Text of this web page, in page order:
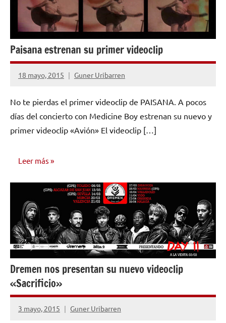
Paisana estrenan su primer videoclip
18 mayo, 2015 Guner Uribarren
No
comentarios
No te pierdas el primer videoclip de PAISANA. A pocos
días del concierto con Medicine Boy estrenan su nuevo y
primer videoclip «Avión» El videoclip […]
Leer más
NOTICIAS
Dremen nos presentan su nuevo videoclip
«Sacrificio»
3 mayo, 2015 Guner Uribarren
No